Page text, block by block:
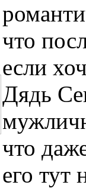
что
если
Дядь
что
его тут